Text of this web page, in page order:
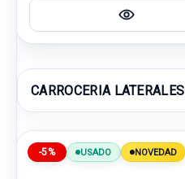
CARROCERIA LATERALES
-5% USADO NOVEDAD